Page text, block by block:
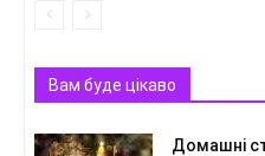
Вам буде цікаво
Домашні